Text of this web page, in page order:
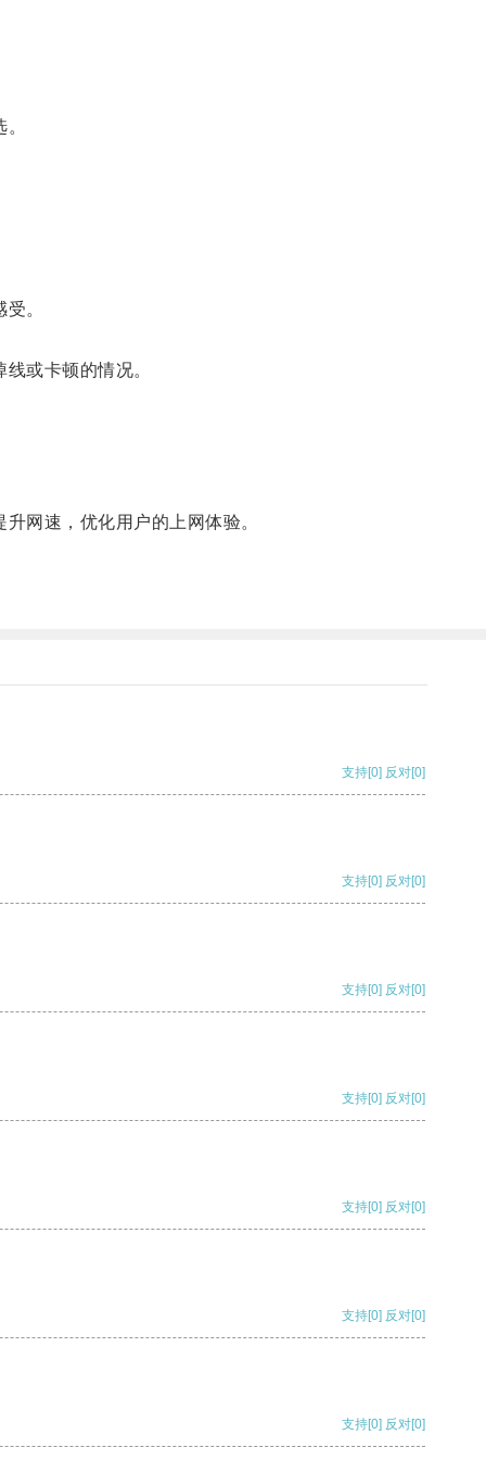
。
或卡顿的情况。
网速，优化用户的上网体验。
支持[0] 反对[0]
支持[0] 反对[0]
支持[0] 反对[0]
支持[0] 反对[0]
支持[0] 反对[0]
支持[0] 反对[0]
支持[0] 反对[0]